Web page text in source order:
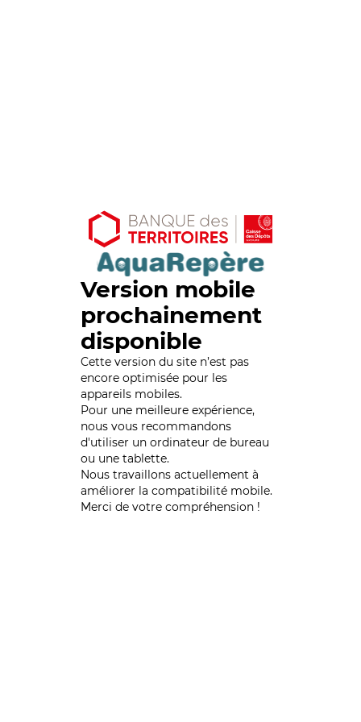
Version mobile
prochainement
disponible
Cette version du site n’est pas
encore optimisée pour les
appareils mobiles.
Pour une meilleure expérience,
nous vous recommandons
d'utiliser un ordinateur de bureau
ou une tablette.
Nous travaillons actuellement à
améliorer la compatibilité mobile.
Merci de votre compréhension !